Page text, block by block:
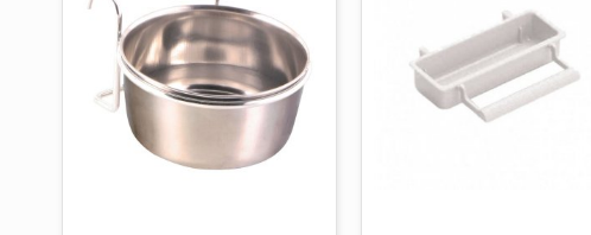
AGGIUNGI AL CARRELLO AGGIUNGI AL CARRELLO